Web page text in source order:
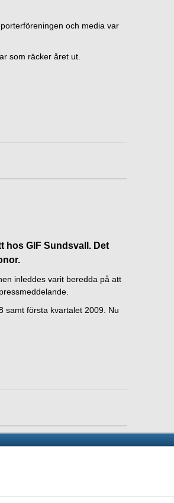
och media var
som räcker året ut.
hos GIF Sundsvall. Det
inleddes varit beredda på att
samt första kvartalet 2009. Nu